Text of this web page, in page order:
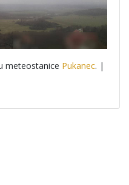
meteostanice Pukanec. |